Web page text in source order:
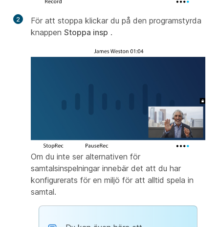
2
För att stoppa klickar du på den programstyrda
knappen Stoppa insp .
Om du inte ser alternativen för
samtalsinspelningar innebär det att du har
konfigurerats för en miljö för att alltid spela in
samtal.